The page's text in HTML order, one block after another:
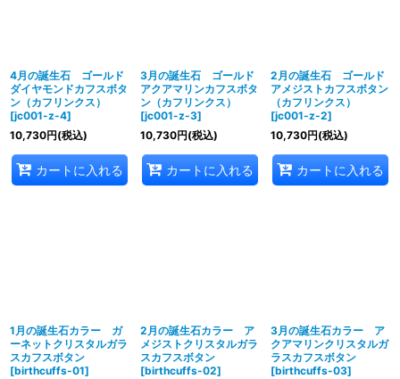
4月の誕生石 ゴールド
ダイヤモンドカフスボタ
ン（カフリンクス）
[jc001-z-4]
10,730円(税込)
カートに入れる
3月の誕生石 ゴールド
アクアマリンカフスボタ
ン（カフリンクス）
[jc001-z-3]
10,730円(税込)
カートに入れる
2月の誕生石 ゴールド
アメジストカフスボタン
（カフリンクス）
[jc001-z-2]
10,730円(税込)
カートに入れる
1月の誕生石カラー ガ
ーネットクリスタルガラ
スカフスボタン
[birthcuffs-01]
2月の誕生石カラー ア
メジストクリスタルガラ
スカフスボタン
[birthcuffs-02]
3月の誕生石カラー ア
クアマリンクリスタルガ
ラスカフスボタン
[birthcuffs-03]